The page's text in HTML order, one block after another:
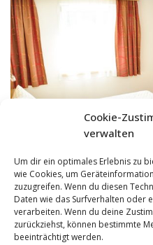
Cookie-
verwalten
Um dir ein optimales Erlebnis zu
wie Cookies, um
zuzugreifen. Wenn du diesen
Daten wie das Surfverhalten oder
verarbeiten. Wenn du deine
zurückziehst, können bestimmte
beeinträchtigt werden.